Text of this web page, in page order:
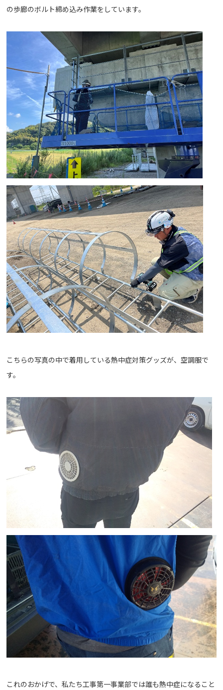
の歩廊のボルト締め込み作業をしています。
こちらの写真の中で着用している熱中症対策グッズが、空調服で
す。
これのおかげで、私たち工事第一事業部では誰も熱中症になること